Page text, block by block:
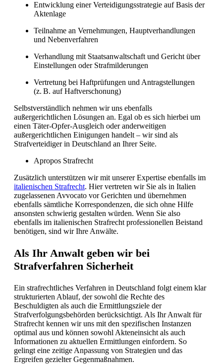
Entwicklung einer Verteidigungsstrategie auf Basis der
Aktenlage
Teilnahme an Vernehmungen, Hauptverhandlungen
und Nebenverfahren
Verhandlung mit Staatsanwaltschaft und Gericht über
Einstellungen oder Strafmilderungen
Vertretung bei Haftprüfungen und Antragstellungen
(z. B. auf Haftverschonung)
Selbstverständlich nehmen wir uns ebenfalls
außergerichtlichen Lösungen an. Egal ob es sich hierbei um
einen Täter-Opfer-Ausgleich oder anderweitigen
außergerichtlichen Einigungen handelt – wir sind als
Strafverteidiger in Deutschland an Ihrer Seite.
Apropos Strafrecht
Zusätzlich unterstützen wir mit unserer Expertise ebenfalls im
italienischen Strafrecht. Hier vertreten wir Sie als in Italien
zugelassenen Avvocato vor Gerichten und übernehmen
ebenfalls sämtliche Korrespondenzen, die sich ohne Hilfe
ansonsten schwierig gestalten würden. Wenn Sie also
ebenfalls im italienischen Strafrecht professionellen Beistand
benötigen, sind wir Ihre Anwälte.
Als Ihr Anwalt geben wir bei
Strafverfahren Sicherheit
Ein strafrechtliches Verfahren in Deutschland folgt einem klar
strukturierten Ablauf, der sowohl die Rechte des
Beschuldigten als auch die Ermittlungsziele der
Strafverfolgungsbehörden berücksichtigt. Als Ihr Anwalt für
Strafrecht kennen wir uns mit den spezifischen Instanzen
optimal aus und können sowohl Akteneinsicht als auch
Informationen zu aktuellen Ermittlungen einfordern. So
gelingt eine zeitige Anpassung von Strategien und das
Ergreifen gezielter Gegenmaßnahmen.